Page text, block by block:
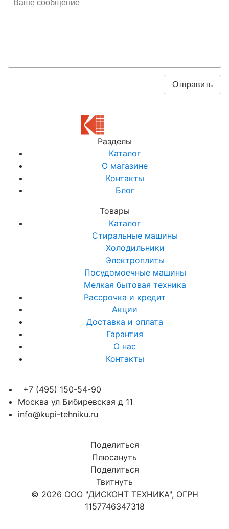
Разделы
Каталог
О магазине
Контакты
Блог
Товары
Каталог
Стиральные машины
Холодильники
Электроплиты
Посудомоечные машины
Мелкая бытовая техника
Рассрочка и кредит
Акции
Доставка и оплата
Гарантия
О нас
Контакты
+7 (495) 150-54-90
Москва ул Бибиревская д 11
info@kupi-tehniku.ru
Поделиться
Плюсануть
Поделиться
Твитнуть
© 2026 ООО "ДИСКОНТ ТЕХНИКА", ОГРН
1157746347318